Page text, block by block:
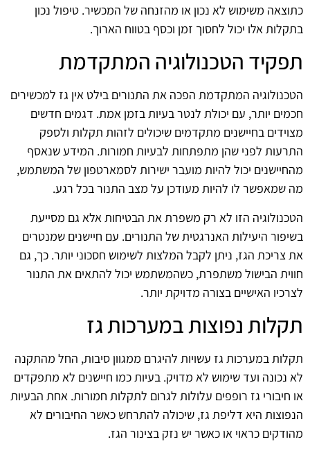
כתוצאה משימוש לא נכון או מהזנחה של המכשיר. טיפול נכון
בתקלות אלו יכול לחסוך זמן וכסף בטווח הארוך.
תפקיד הטכנולוגיה המתקדמת
הטכנולוגיה המתקדמת הפכה את התנורים בילט אין גז למכשירים
חכמים יותר, עם יכולת לנטר בעיות בזמן אמת. דגמים חדשים
מצוידים בחיישנים מתקדמים שיכולים לזהות תקלות ולספק
התרעות לפני שהן מתפתחות לבעיות חמורות. המידע שנאסף
מהחיישנים יכול להיות מועבר ישירות לסמארטפון של המשתמש,
מה שמאפשר לו להיות מעודכן על מצב התנור בכל רגע.
הטכנולוגיה הזו לא רק משפרת את הבטיחות אלא גם מסייעת
בשיפור היעילות האנרגטית של התנורים. עם חיישנים שמנטרים
את צריכת הגז, ניתן לקבל המלצות לשימוש חסכוני יותר. כך, גם
חווית הבישול משתפרת, כשהמשתמש יכול להתאים את התנור
לצרכיו האישיים בצורה מדויקת יותר.
תקלות נפוצות במערכות גז
תקלות במערכות גז עשויות להיגרם ממגוון סיבות, החל מהתקנה
לא נכונה ועד שימוש לא מדויק. בעיות כמו חיישנים לא מתפקדים
או חיבורי גז רופפים עלולות לגרום לתקלות חמורות. אחת הבעיות
הנפוצות היא דליפת גז, שיכולה להתרחש כאשר החיבורים לא
מהודקים כראוי או כאשר יש נזק בצינור הגז.